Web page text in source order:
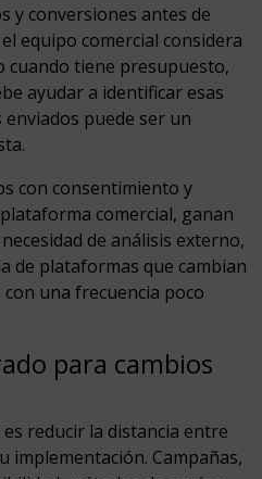
y conversiones antes de
equipo comercial considera
cuando tiene presupuesto,
ayudar a identificar esas
puede ser un
con consentimiento y
comercial, ganan
de análisis externo,
de plataformas que cambian
una frecuencia poco
para cambios
reducir la distancia entre
implementación. Campañas,